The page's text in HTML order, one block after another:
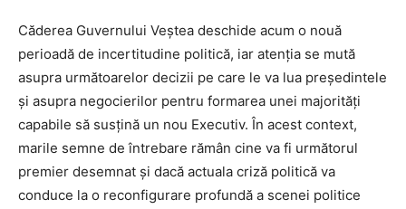
Căderea Guvernului Veștea deschide acum o nouă
perioadă de incertitudine politică, iar atenția se mută
asupra următoarelor decizii pe care le va lua președintele
și asupra negocierilor pentru formarea unei majorități
capabile să susțină un nou Executiv. În acest context,
marile semne de întrebare rămân cine va fi următorul
premier desemnat și dacă actuala criză politică va
conduce la o reconfigurare profundă a scenei politice